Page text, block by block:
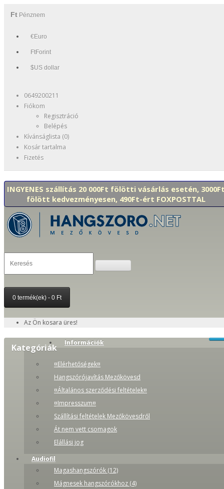
Ft Pénznem
€Euro
FtForint
$US dollar
0649200211
Fiókom
Regisztráció
Belépés
Kívánságlista (0)
Kosár tartalma
Fizetés
INGYENES szállítás 20 000Ft fölötti vásárlás esetén,
fölött kedvezményesen, 490Ft-ért FOXPOSTTAL
0 termék(ek) - 0 Ft
Az Ön kosara üres!
Kategóriák Információk
¤Elérhetőségek¤
Hangszórójavítás Mezőkövesd
¤Általános szerződési feltételek¤
¤Impresszum¤
Szállítási feltételek Mezőkövesdről
Át nem vett csomagok
Elállási jog
Audiofil
Magashangszórók (12)
Mágnesek hangszórókhoz (4)